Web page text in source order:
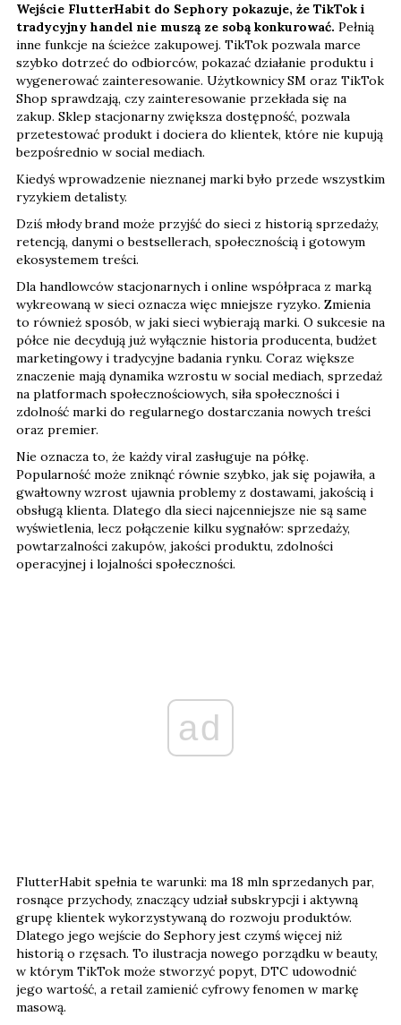
Wejście FlutterHabit do Sephory pokazuje, że TikTok i
tradycyjny handel nie muszą ze sobą konkurować. Pełnią
inne funkcje na ścieżce zakupowej. TikTok pozwala marce
szybko dotrzeć do odbiorców, pokazać działanie produktu i
wygenerować zainteresowanie. Użytkownicy SM oraz TikTok
Shop sprawdzają, czy zainteresowanie przekłada się na
zakup. Sklep stacjonarny zwiększa dostępność, pozwala
przetestować produkt i dociera do klientek, które nie kupują
bezpośrednio w social mediach.
Kiedyś wprowadzenie nieznanej marki było przede wszystkim
ryzykiem detalisty.
Dziś młody brand może przyjść do sieci z historią sprzedaży,
retencją, danymi o bestsellerach, społecznością i gotowym
ekosystemem treści.
Dla handlowców stacjonarnych i online współpraca z marką
wykreowaną w sieci oznacza więc mniejsze ryzyko. Zmienia
to również sposób, w jaki sieci wybierają marki. O sukcesie na
półce nie decydują już wyłącznie historia producenta, budżet
marketingowy i tradycyjne badania rynku. Coraz większe
znaczenie mają dynamika wzrostu w social mediach, sprzedaż
na platformach społecznościowych, siła społeczności i
zdolność marki do regularnego dostarczania nowych treści
oraz premier.
Nie oznacza to, że każdy viral zasługuje na półkę.
Popularność może zniknąć równie szybko, jak się pojawiła, a
gwałtowny wzrost ujawnia problemy z dostawami, jakością i
obsługą klienta. Dlatego dla sieci najcenniejsze nie są same
wyświetlenia, lecz połączenie kilku sygnałów: sprzedaży,
powtarzalności zakupów, jakości produktu, zdolności
operacyjnej i lojalności społeczności.
ad
FlutterHabit spełnia te warunki: ma 18 mln sprzedanych par,
rosnące przychody, znaczący udział subskrypcji i aktywną
grupę klientek wykorzystywaną do rozwoju produktów.
Dlatego jego wejście do Sephory jest czymś więcej niż
historią o rzęsach. To ilustracja nowego porządku w beauty,
w którym TikTok może stworzyć popyt, DTC udowodnić
jego wartość, a retail zamienić cyfrowy fenomen w markę
masową.